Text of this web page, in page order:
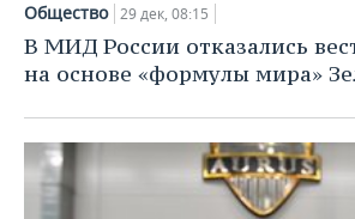
ОТКРЫТАЯ ЛЕКЦИЯ
БАСКЕТБОЛ
ВОЛЕЙБОЛ
КИБЕРСПОРТ
ФИГУРНОЕ КАТАНИЕ
ИНФРАСТРУКТУРА
ИСТОРИЯ
КУЛЬТУРА
МЕДИЦИНА
СПРАВОЧНИК
СПИСОК ПЕРСОН
СПИСОК КОМПАНИЙ
ПОЛНАЯ ВЕРСИЯ
Общество 29 дек, 08:15
В МИД России отказались
на основе «формулы мира»